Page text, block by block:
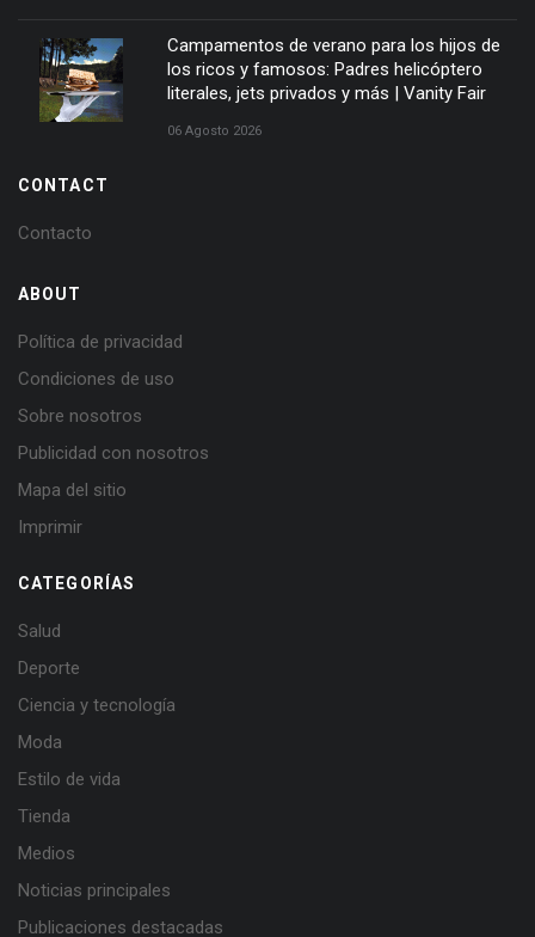
Campamentos de verano para los hijos de
los ricos y famosos: Padres helicóptero
literales, jets privados y más | Vanity Fair
06 Agosto 2026
CONTACT
Contacto
ABOUT
Política de privacidad
Condiciones de uso
Sobre nosotros
Publicidad con nosotros
Mapa del sitio
Imprimir
CATEGORÍAS
Salud
Deporte
Ciencia y tecnología
Moda
Estilo de vida
Tienda
Medios
Noticias principales
Publicaciones destacadas